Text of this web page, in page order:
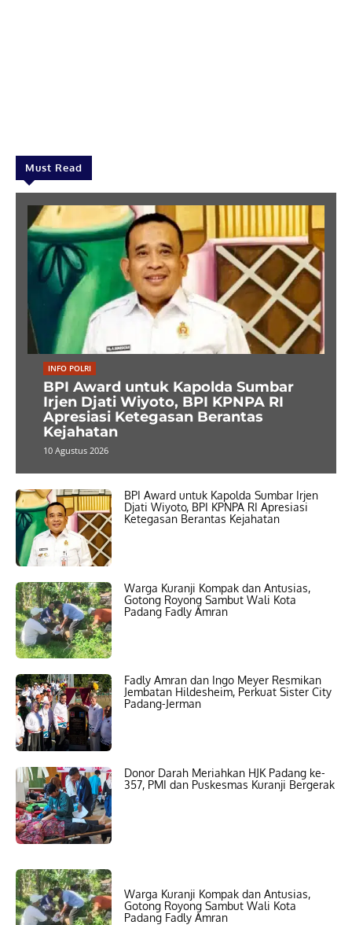
Must Read
INFO POLRI
BPI Award untuk Kapolda Sumbar
Irjen Djati Wiyoto, BPI KPNPA RI
Apresiasi Ketegasan Berantas
Kejahatan
10 Agustus 2026
BPI Award untuk Kapolda Sumbar Irjen
Djati Wiyoto, BPI KPNPA RI Apresiasi
Ketegasan Berantas Kejahatan
Warga Kuranji Kompak dan Antusias,
Gotong Royong Sambut Wali Kota
Padang Fadly Amran
Fadly Amran dan Ingo Meyer Resmikan
Jembatan Hildesheim, Perkuat Sister City
Padang-Jerman
Donor Darah Meriahkan HJK Padang ke-
357, PMI dan Puskesmas Kuranji Bergerak
Warga Kuranji Kompak dan Antusias,
Gotong Royong Sambut Wali Kota
Padang Fadly Amran